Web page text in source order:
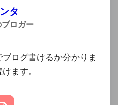
タ
ロガー
ログ書けるか分かりま
ます。